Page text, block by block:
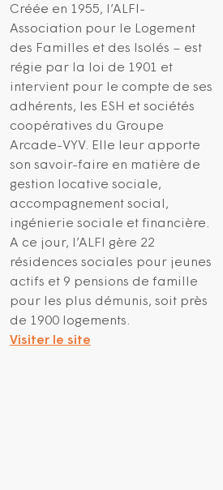
Créée en 1955, l’ALFI-
Association pour le Logement
des Familles et des Isolés – est
régie par la loi de 1901 et
intervient pour le compte de ses
adhérents, les ESH et sociétés
coopératives du Groupe
Arcade-VYV. Elle leur apporte
son savoir-faire en matière de
gestion locative sociale,
accompagnement social,
ingénierie sociale et financière.
A ce jour, l’ALFI gère 22
résidences sociales pour jeunes
actifs et 9 pensions de famille
pour les plus démunis, soit près
de 1900 logements.
Visiter le site